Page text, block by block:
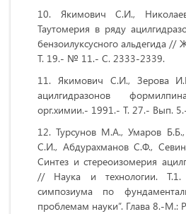
Якимович С.И.,
Таутомерия в ряду
бензоилуксусного альдегида //
Т. 19.- № 11.- С. 2333-2339.
Якимович С.И., Зерова
ацилгидразонов
орг.химии.- 1991.- Т. 27.- Вып.
Турсунов M.A., Умаров
С.И., Абдурахманов С.Ф.,
Синтез и стереоизомерия
// Наука и технологии. Т.1.
симпозиума по
проблемам науки”. Глава 8.-